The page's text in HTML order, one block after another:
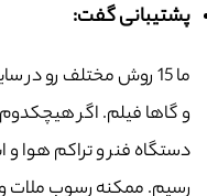
پشتیبانی گفت:
ما 15 روش مختلف رو
و گاها فیلم. اگر هیچکدوم
دستگاه فنر و تراکم هوا
رسیم. ممکنه رسوب ملات